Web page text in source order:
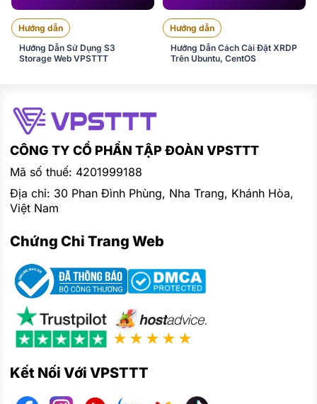
Hướng dẫn
Hướng Dẫn Sử Dụng S3
Storage Web VPSTTT
Hướng dẫn
Hướng Dẫn Cách Cài Đặt XRDP
Trên Ubuntu, CentOS
CÔNG TY CỔ PHẦN TẬP ĐOÀN VPSTTT
Mã số thuế: 4201999188
Địa chỉ: 30 Phan Đình Phùng, Nha Trang, Khánh Hòa,
Việt Nam
Chứng Chỉ Trang Web
★★★★★
Kết Nối Với VPSTTT